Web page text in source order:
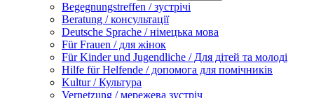
Begegnungstreffen / зустрічі
Beratung / консультації
Deutsche Sprache / німецька мова
Für Frauen / для жінок
Für Kinder und Jugendliche / Для дітей та молоді
Hilfe für Helfende / допомога для помічників
Kultur / Культура
Vernetzung / мережева зустріч